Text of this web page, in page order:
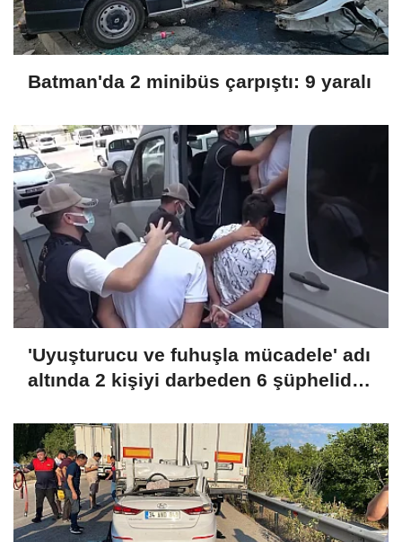
Batman'da 2 minibüs çarpıştı: 9 yaralı
'Uyuşturucu ve fuhuşla mücadele' adı
altında 2 kişiyi darbeden 6 şüpheliden